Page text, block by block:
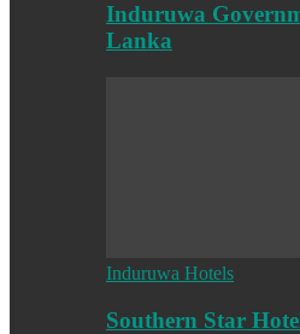
Induruwa
Lanka
Induruwa Hotels
Southern Star